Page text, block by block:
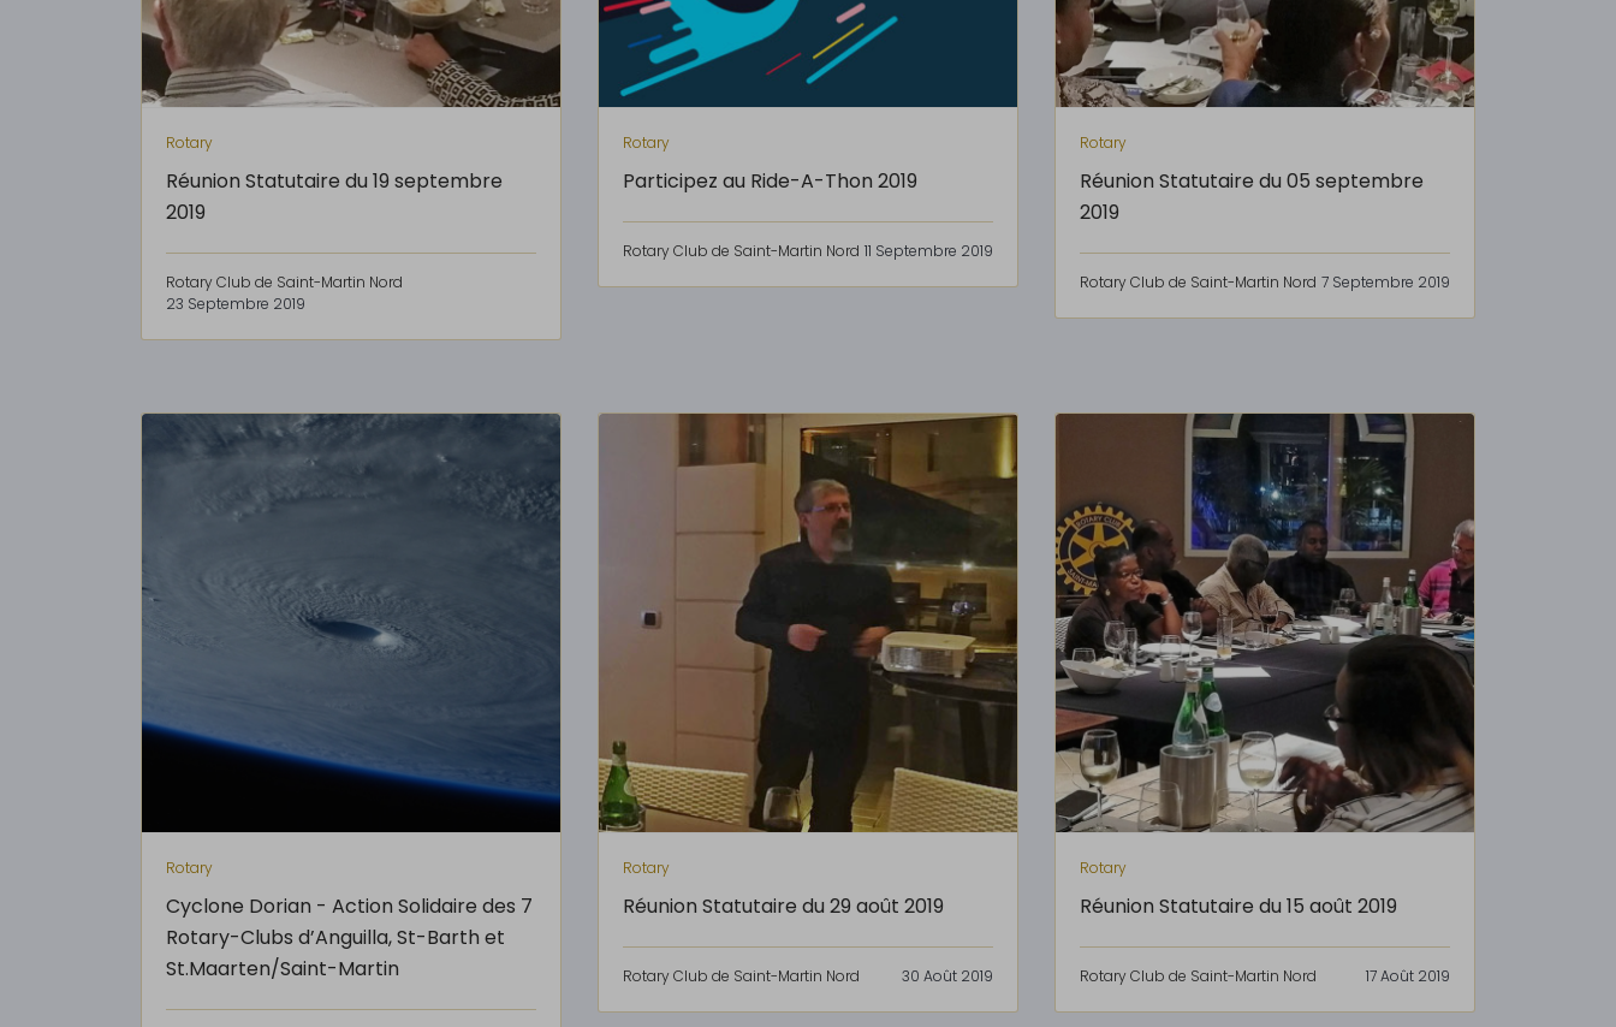
Rotary
Réunion Statutaire du 19 septembre
2019
Rotary Club de Saint-Martin Nord
23 Septembre 2019
Rotary
Participez au Ride-A-Thon 2019
Rotary Club de Saint-Martin Nord 11 Septembre 2019
Rotary
Réunion Statutaire du 05 septembre
2019
Rotary Club de Saint-Martin Nord 7 Septembre 2019
Rotary
Cyclone Dorian - Action Solidaire des 7
Rotary-Clubs d’Anguilla, St-Barth et
St.Maarten/Saint-Martin
Rotary
Réunion Statutaire du 29 août 2019
Rotary Club de Saint-Martin Nord 30 Août 2019
Rotary
Réunion Statutaire du 15 août 2019
Rotary Club de Saint-Martin Nord 17 Août 2019